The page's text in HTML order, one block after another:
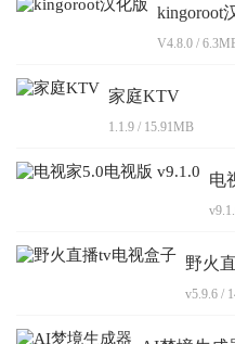
kingoroot
V4.8.0 /
家庭KTV
1.1.9 / 15.91MB
电
野火
v5.9.6 /